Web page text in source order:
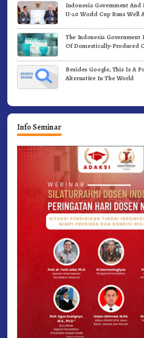
Indonesia Government And
U-20 World Cup Runs Well
The Indonesia Government
Of Domestically-Produced
Besides Google, This Is A
Alternative In The World
Info Seminar